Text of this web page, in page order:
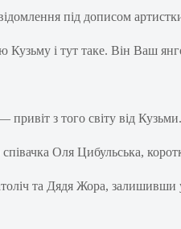
під дописом
і тут таке. Він Ваш
— привіт з того світу від
Оля Цибульська,
та Дядя Жора, залишивши